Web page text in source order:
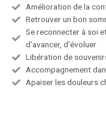
Amélioration de la
Retrouver un bon
Se reconnecter à soi
d'avancer, d'évoluer
Libération de
Accompagnement
Apaiser les douleurs